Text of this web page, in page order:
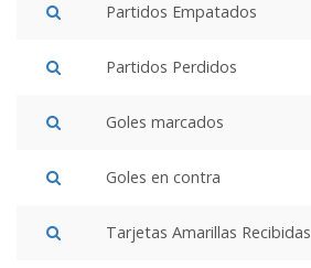
Partidos Empatados
Partidos Perdidos
Goles marcados
Goles en contra
Tarjetas Amarillas Recibidas